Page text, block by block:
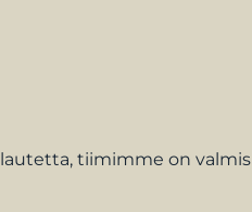
tiimimme on valmis